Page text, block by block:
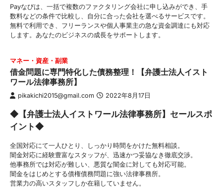
Payなびは、一括で複数のファクタリング会社に申し込みができ、手
数料などの条件で比較し、自分に合った会社を選べるサービスです。
無料で利用でき、フリーランスや個人事業主の急な資金調達にも対応
します。あなたのビジネスの成長をサポートします。
マネー・資産・副業
借金問題に専門特化した債務整理！【弁護士法人イスト
ワール法律事務所】
pikakichi2015@gmail.com 2022年8月17日
◆【弁護士法人イストワール法律事務所】セールスポ
イント◆
全国対応にて一人ひとり、しっかり時間をかけた無料相談。
闇金対応に経験豊富なスタッフが、迅速かつ妥協なき徹底交渉。
他事務所では対応が難しい、悪質な闇金に対しても対応可能。
闇金をはじめとする債権債務問題に強い法律事務所。
営業力の高いスタッフしか在籍していません。